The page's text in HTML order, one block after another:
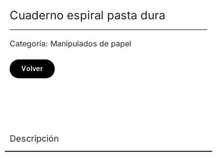
Cuaderno espiral pasta dura
Categoría: Manipulados de papel
Volver
Descripción